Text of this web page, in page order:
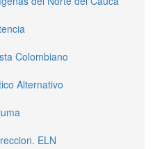
Colombiano
Alternativo
ELN